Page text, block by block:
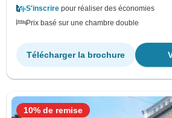
S'inscrire pour réaliser des économies
Prix basé sur une chambre double
Télécharger la brochure
10% de remise